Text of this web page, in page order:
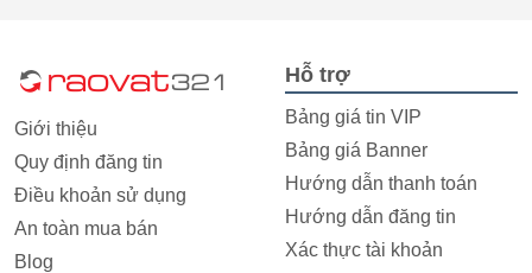
Giới thiệu
Quy định đăng tin
Điều khoản sử dụng
An toàn mua bán
Blog
Hỗ trợ
Bảng giá tin VIP
Bảng giá Banner
Hướng dẫn thanh toán
Hướng dẫn đăng tin
Xác thực tài khoản